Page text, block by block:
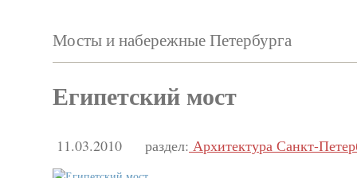
Мосты и набережные Петербурга
Египетский мост
11.03.2010 раздел: Архитектура Санкт-